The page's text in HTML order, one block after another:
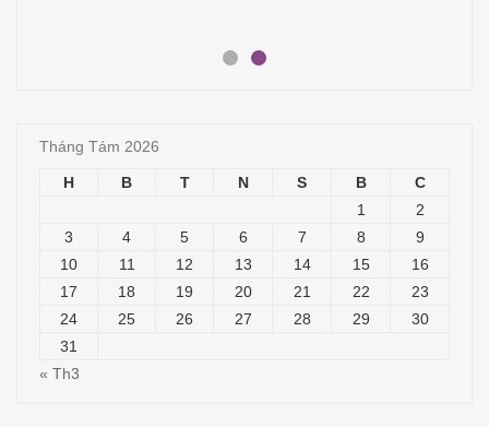
Tháng Tám 2026
H B T N S B
C
1
2
3
4 5 6 7 8
9
10
11 12 13 14 15
16
17
18 19 20 21 22
23
24
25 26 27 28 29
30
31
« Th3